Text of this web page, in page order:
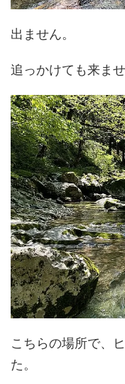
出ません。
追っかけても来ませ
こちらの場所で、
た。